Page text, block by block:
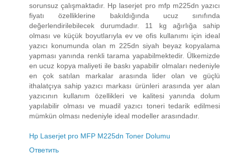
sorunsuz çalışmaktadır. Hp laserjet pro mfp m225dn yazıcı
fiyatı özelliklerine bakıldığında ucuz sınıfında
değerlendirilebilecek durumdadır. 11 kg ağırlığa sahip
olması ve küçük boyutlarıyla ev ve ofis kullanımı için ideal
yazıcı konumunda olan m 225dn siyah beyaz kopyalama
yapması yanında renkli tarama yapabilmektedir. Ülkemizde
en ucuz kopya maliyeti ile baskı yapabilir olmaları nedeniyle
en çok satılan markalar arasında lider olan ve güçlü
ithalatçıya sahip yazıcı markası ürünleri arasında yer alan
yazıcının kullanım özellikleri ve kalitesi yanında dolum
yapılabilir olması ve muadil yazıcı toneri tedarik edilmesi
mümkün olması nedeniyle ideal modeller arasındadır.
Hp Laserjet pro MFP M225dn Toner Dolumu
Ответить